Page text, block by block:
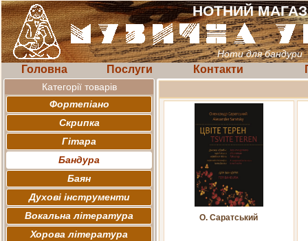
НОТНИЙ
Ноти для бандури
Головна Послуги Контакти
Категорії товарів
Фортепіано
Скрипка
Гітара
Бандура
Баян
Духові інструменти
Вокальна література
Хорова література
О. Саратський